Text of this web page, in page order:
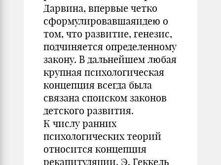
Дарвина, впервые четко
сформулировавшаяидею о
том, что развитие, генезис,
подчиняется определенному
закону. В дальнейшем любая
крупная психологическая
концепция всегда была
связана споиском законов
детского развития.
К числу ранних
психологических теорий
относится концепция
рекапитуляции. Э. Геккель